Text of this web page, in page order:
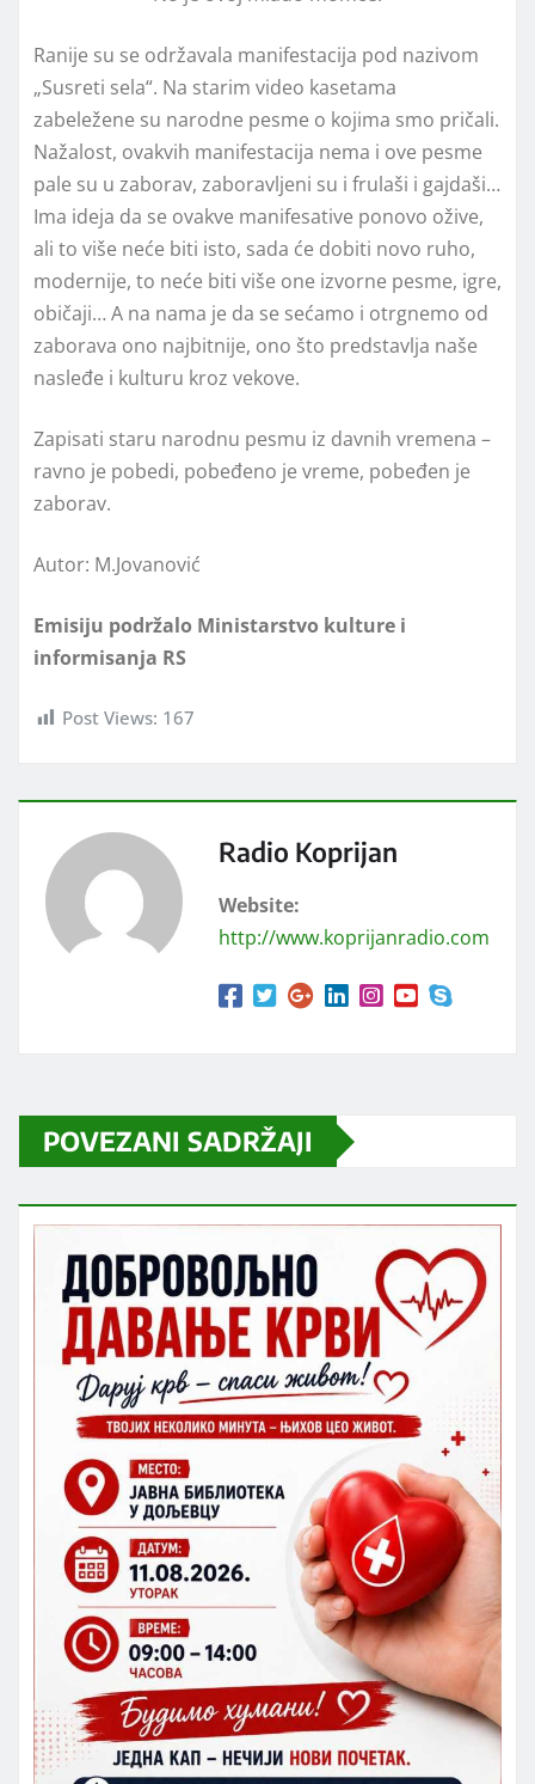
Ranije su se održavala manifestacija pod nazivom
„Susreti sela“. Na starim video kasetama
zabeležene su narodne pesme o kojima smo pričali.
Nažalost, ovakvih manifestacija nema i ove pesme
pale su u zaborav, zaboravljeni su i frulaši i gajdaši…
Ima ideja da se ovakve manifesative ponovo ožive,
ali to više neće biti isto, sada će dobiti novo ruho,
modernije, to neće biti više one izvorne pesme, igre,
običaji… A na nama je da se sećamo i otrgnemo od
zaborava ono najbitnije, ono što predstavlja naše
nasleđe i kulturu kroz vekove.
Zapisati staru narodnu pesmu iz davnih vremena –
ravno je pobedi, pobeđeno je vreme, pobeđen je
zaborav.
Autor: M.Jovanović
Emisiju podržalo Ministarstvo kulture i
informisanja RS
Post Views: 167
Radio Koprijan
Website:
http://www.koprijanradio.com
POVEZANI SADRŽAJI